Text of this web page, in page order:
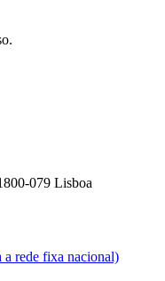
079 Lisboa
a rede fixa nacional)